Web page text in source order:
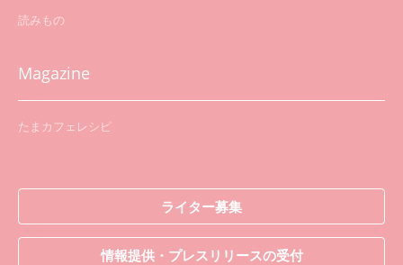
読みもの
Magazine
たまカフェレシピ
ライター募集
情報提供・プレスリリースの受付